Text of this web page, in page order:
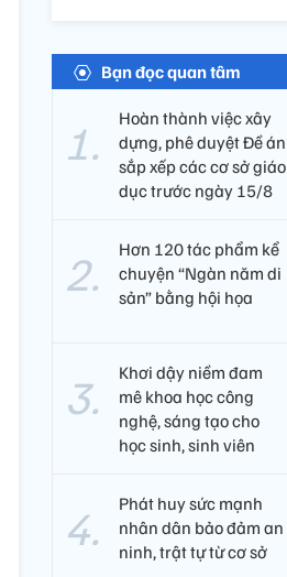
Bạn đọc quan tâm
Hoàn thành việc xây
dựng, phê duyệt Đề án
sắp xếp các cơ sở giáo
dục trước ngày 15/8
Hơn 120 tác phẩm kể
chuyện “Ngàn năm di
sản” bằng hội họa
Khơi dậy niềm đam
mê khoa học công
nghệ, sáng tạo cho
học sinh, sinh viên
Phát huy sức mạnh
nhân dân bảo đảm an
ninh, trật tự từ cơ sở